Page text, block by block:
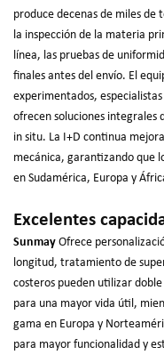
produce decenas de miles de
la inspección de la materia
línea, las pruebas de
finales antes del envío. El
experimentados,
ofrecen soluciones integrales
in situ. La I+D continua
mecánica, garantizando que
en Sudamérica, Europa y
Excelentes
Sunmay Ofrece
longitud, tratamiento de
costeros pueden utilizar
para una mayor vida útil,
gama en Europa y
para mayor funcionalidad y